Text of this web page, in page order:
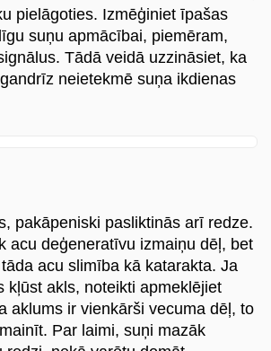
pielāgoties. Izmēģiniet īpašas
suņu apmācībai, piemēram,
Tādā veidā uzzināsiet, ka
neietekmē suņa ikdienas
pakāpeniski pasliktinās arī redze.
acu deģeneratīvu izmaiņu dēļ, bet
acu slimība kā katarakta. Ja
kļūst akls, noteikti apmeklējiet
aklums ir vienkārši vecuma dēļ, to
Par laimi, suņi mazāk